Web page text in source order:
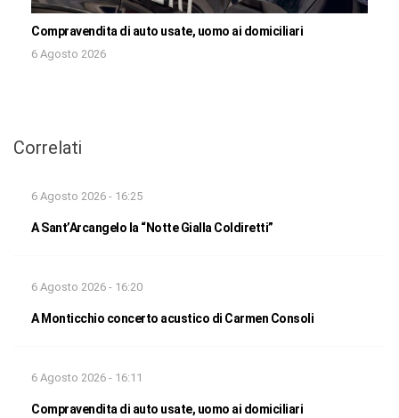
Compravendita di auto usate, uomo ai domiciliari
6 Agosto 2026
Correlati
6 Agosto 2026 - 16:25
A Sant’Arcangelo la “Notte Gialla Coldiretti”
6 Agosto 2026 - 16:20
A Monticchio concerto acustico di Carmen Consoli
6 Agosto 2026 - 16:11
Compravendita di auto usate, uomo ai domiciliari